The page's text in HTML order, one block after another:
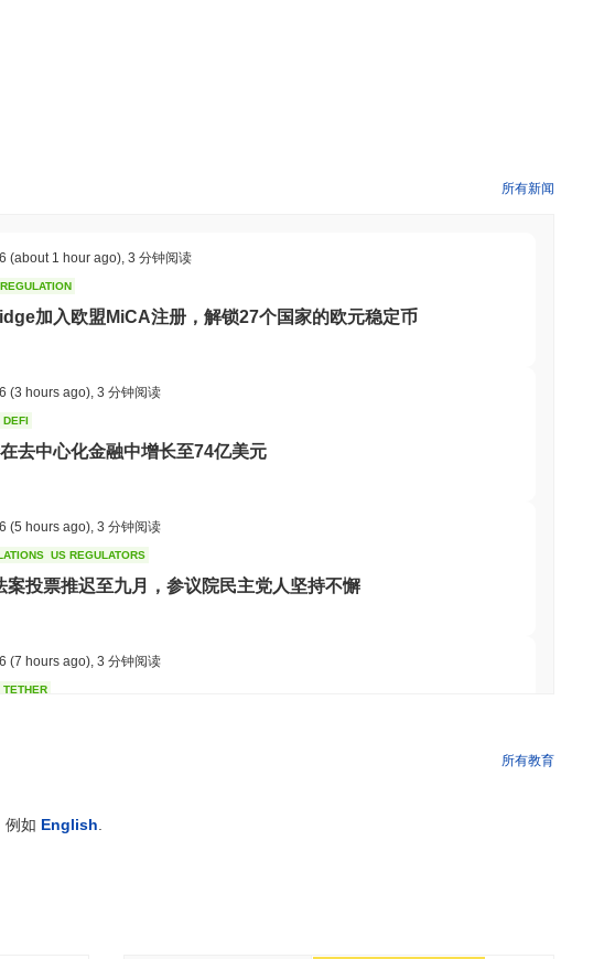
所有新闻
(about 1 hour ago) 3 分钟阅读
REGULATION
加入欧盟MiCA注册，解锁27个国家的欧元稳定币
(3 hours ago) 3 分钟阅读
DEFI
去中心化金融中增长至74亿美元
(5 hours ago) 3 分钟阅读
US REGULATORS
投票推迟至九月，参议院民主党人坚持不懈
(7 hours ago) 3 分钟阅读
TETHER
所有教育
例如 English